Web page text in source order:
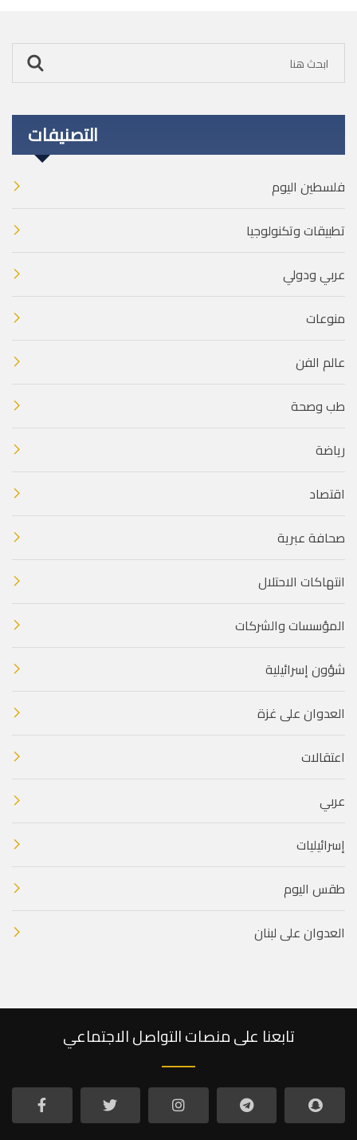
التصنيفات
فلسطين اليوم
تطبيقات وتكنولوجيا
عربي ودولي
منوعات
عالم الفن
طب وصحة
رياضة
اقتصاد
صحافة عبرية
انتهاكات الاحتلال
المؤسسات والشركات
شؤون إسرائيلية
العدوان على غزة
اعتقالات
عربي
إسرائيليات
طقس اليوم
العدوان على لبنان
تابعنا على منصات التواصل الاجتماعي